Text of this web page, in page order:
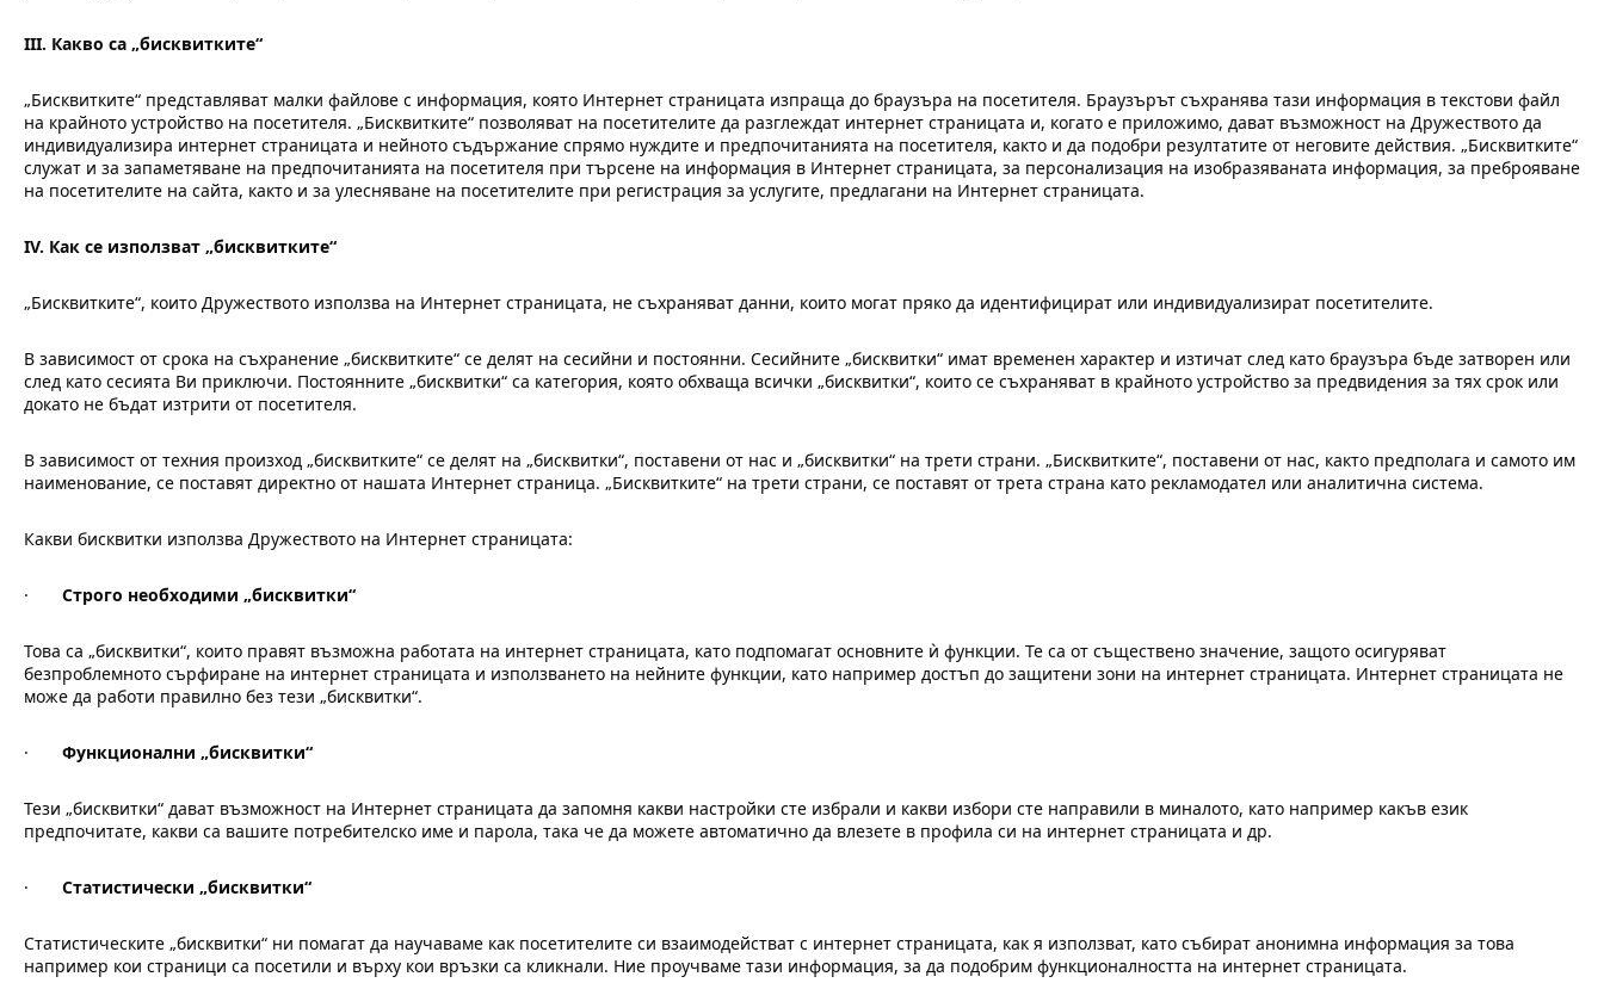
III. Какво са „бисквитките“
„Бисквитките“ представляват малки файлове с информация, която Интернет страницата изпраща до браузъра на посетителя. Браузърът съхранява тази информация в текстови файл
на крайното устройство на посетителя. „Бисквитките“ позволяват на посетителите да разглеждат интернет страницата и, когато е приложимо, дават възможност на Дружеството да
индивидуализира интернет страницата и нейното съдържание спрямо нуждите и предпочитанията на посетителя, както и да подобри резултатите от неговите действия. „Бисквитките“
служат и за запаметяване на предпочитанията на посетителя при търсене на информация в Интернет страницата, за персонализация на изобразяваната информация, за преброяване
на посетителите на сайта, както и за улесняване на посетителите при регистрация за услугите, предлагани на Интернет страницата.
IV. Как се използват „бисквитките“
„Бисквитките“, които Дружеството използва на Интернет страницата, не съхраняват данни, които могат пряко да идентифицират или индивидуализират посетителите.
В зависимост от срока на съхранение „бисквитките“ се делят на сесийни и постоянни. Сесийните „бисквитки“ имат временен характер и изтичат след като браузъра бъде затворен или
след като сесията Ви приключи. Постоянните „бисквитки“ са категория, която обхваща всички „бисквитки“, които се съхраняват в крайното устройство за предвидения за тях срок или
докато не бъдат изтрити от посетителя.
В зависимост от техния произход „бисквитките“ се делят на „бисквитки“, поставени от нас и „бисквитки“ на трети страни. „Бисквитките“, поставени от нас, както предполага и самото им
наименование, се поставят директно от нашата Интернет страница. „Бисквитките“ на трети страни, се поставят от трета страна като рекламодател или аналитична система.
Какви бисквитки използва Дружеството на Интернет страницата:
· Строго необходими „бисквитки“
Това са „бисквитки“, които правят възможна работата на интернет страницата, като подпомагат основните ѝ функции. Те са от съществено значение, защото осигуряват
безпроблемното сърфиране на интернет страницата и използването на нейните функции, като например достъп до защитени зони на интернет страницата. Интернет страницата не
може да работи правилно без тези „бисквитки“.
· Функционални „бисквитки“
Тези „бисквитки“ дават възможност на Интернет страницата да запомня какви настройки сте избрали и какви избори сте направили в миналото, като например какъв език
предпочитате, какви са вашите потребителско име и парола, така че да можете автоматично да влезете в профила си на интернет страницата и др.
· Статистически „бисквитки“
Статистическите „бисквитки“ ни помагат да научаваме как посетителите си взаимодействат с интернет страницата, как я използват, като събират анонимна информация за това
например кои страници са посетили и върху кои връзки са кликнали. Ние проучваме тази информация, за да подобрим функционалността на интернет страницата.